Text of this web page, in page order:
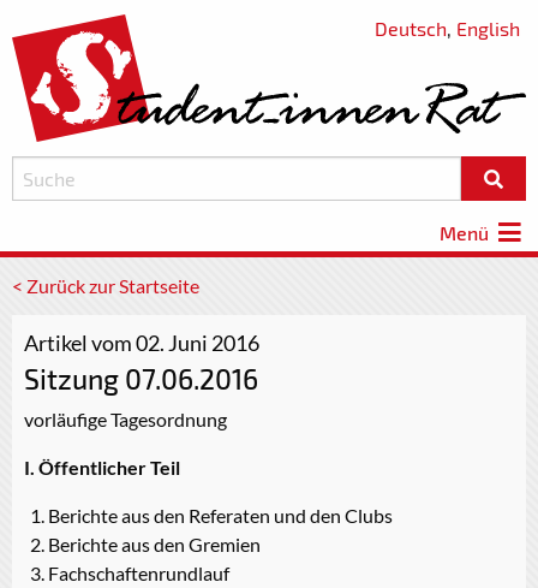
Deutsch, English
Menü
< Zurück zur Startseite
Artikel vom 02. Juni 2016
Sitzung 07.06.2016
vorläufige Tagesordnung
I. Öffentlicher Teil
Berichte aus den Referaten und den Clubs
Berichte aus den Gremien
Fachschaftenrundlauf